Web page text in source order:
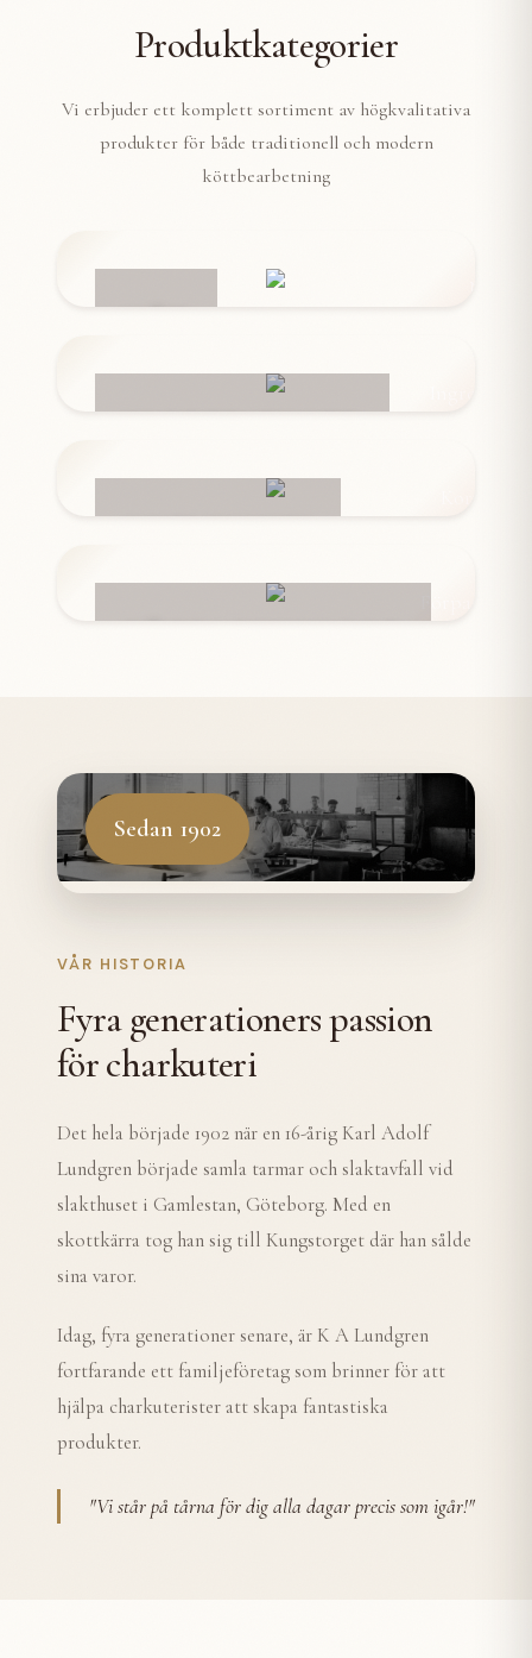
Produktkategorier
Vi erbjuder ett komplett sortiment av högkvalitativa
produkter för både traditionell och modern
köttbearbetning
Sedan 1902
VÅR HISTORIA
Fyra generationers passion
för charkuteri
Det hela började 1902 när en 16-årig Karl Adolf
Lundgren började samla tarmar och slaktavfall vid
slakthuset i Gamlestan, Göteborg. Med en
skottkärra tog han sig till Kungstorget där han sålde
sina varor.
Idag, fyra generationer senare, är K A Lundgren
fortfarande ett familjeföretag som brinner för att
hjälpa charkuterister att skapa fantastiska
produkter.
"Vi står på tårna för dig alla dagar precis som igår!"